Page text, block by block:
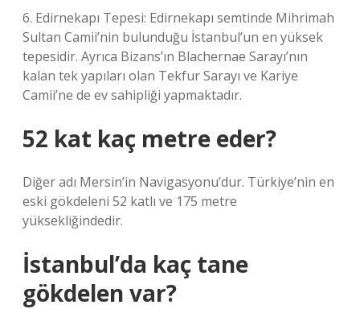
6. Edirnekapı Tepesi: Edirnekapı semtinde Mihrimah
Sultan Camii’nin bulunduğu İstanbul’un en yüksek
tepesidir. Ayrıca Bizans’ın Blachernae Sarayı’nın
kalan tek yapıları olan Tekfur Sarayı ve Kariye
Camii’ne de ev sahipliği yapmaktadır.
52 kat kaç metre eder?
Diğer adı Mersin’in Navigasyonu’dur. Türkiye’nin en
eski gökdeleni 52 katlı ve 175 metre
yüksekliğindedir.
İstanbul’da kaç tane
gökdelen var?